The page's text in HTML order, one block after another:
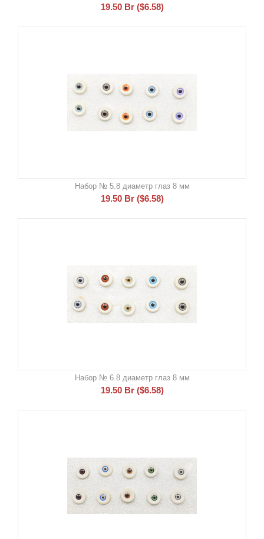
19.50 Br ($6.58)
Набор № 5.8 диаметр глаз 8 мм
19.50 Br ($6.58)
Набор № 6.8 диаметр глаз 8 мм
19.50 Br ($6.58)